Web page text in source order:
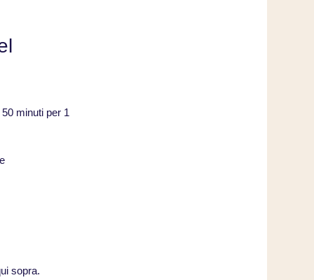
minuti per 1
sopra.